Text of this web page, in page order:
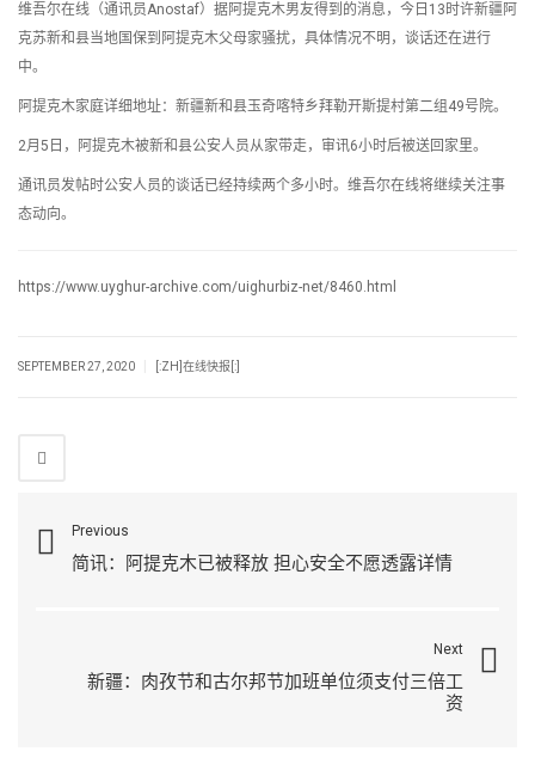
维吾尔在线（通讯员Anostaf）据阿提克木男友得到的消息，今日13时许新疆阿
克苏新和县当地国保到阿提克木父母家骚扰，具体情况不明，谈话还在进行
中。
阿提克木家庭详细地址：新疆新和县玉奇喀特乡拜勒开斯提村第二组49号院。
2月5日，阿提克木被新和县公安人员从家带走，审讯6小时后被送回家里。
通讯员发帖时公安人员的谈话已经持续两个多小时。维吾尔在线将继续关注事
态动向。
https://www.uyghur-archive.com/uighurbiz-net/8460.html
SEPTEMBER 27, 2020 [:ZH]在线快报[:]
Previous
简讯：阿提克木已被释放 担心安全不愿透露详情
Next
新疆：肉孜节和古尔邦节加班单位须支付三倍工
资